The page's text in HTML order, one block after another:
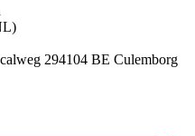
294104 BE Culemborg